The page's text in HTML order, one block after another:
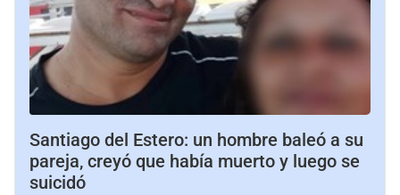
Santiago del Estero: un hombre baleó a su
pareja, creyó que había muerto y luego se
suicidó